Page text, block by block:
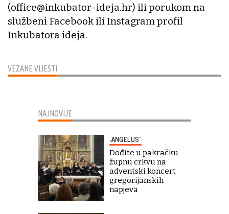
VEZANE VIJESTI
(office@inkubator-ideja.hr) ili porukom na
službeni Facebook ili Instagram profil
Inkubatora ideja.
NAJNOVIJE
„ANGELUS“
Dođite u pakračku
župnu crkvu na
adventski koncert
gregorijanskih
napjeva